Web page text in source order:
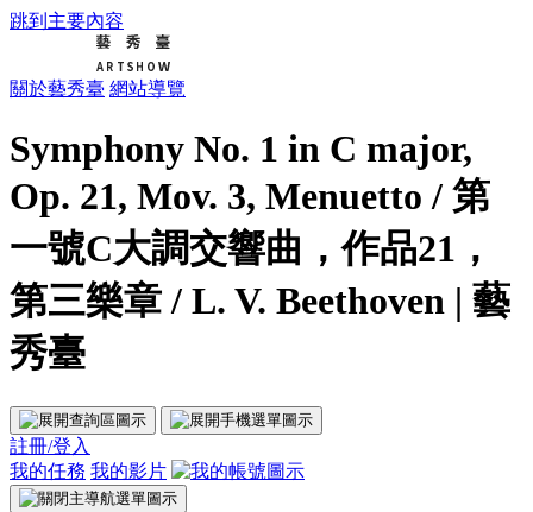
跳到主要內容
關於藝秀臺 網站導覽
Symphony No. 1 in C major,
Op. 21, Mov. 3, Menuetto / 第
一號C大調交響曲，作品21，
第三樂章 / L. V. Beethoven | 藝
秀臺
註冊/登入
我的任務 我的影片